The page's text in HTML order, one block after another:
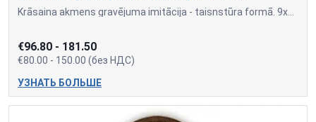
€96.80 - 181.50
€80.00 - 150.00 (без НДС)
УЗНАТЬ БОЛЬШЕ